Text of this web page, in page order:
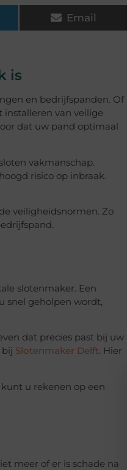
Email
is
en bedrijfspanden. Of
van veilige
dat uw pand optimaal
vakmanschap.
risico op inbraak.
veiligheidsnormen. Zo
slotenmaker. Een
snel geholpen wordt,
dat precies past bij uw
bij Slotenmaker Delft. Hier
u rekenen op een
meer of er is schade na